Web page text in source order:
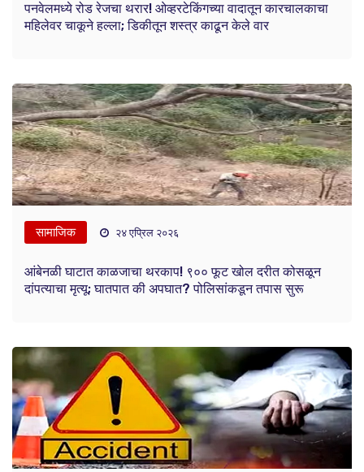
पनवेलमध्ये रोड रेजचा थरार! ओव्हरटेकिंगच्या वादातून कारचालकाचा
महिलेवर चाकूने हल्ला; डिकीतून शस्त्र काढून केले वार
सामाजिक २४ एप्रिल २०२६
आंबेनळी घाटात काळजाचा थरकाप! ९०० फूट खोल दरीत कोसळून
दांपत्याचा मृत्यू; घातपात की अपघात? पोलिसांकडून तपास सुरू